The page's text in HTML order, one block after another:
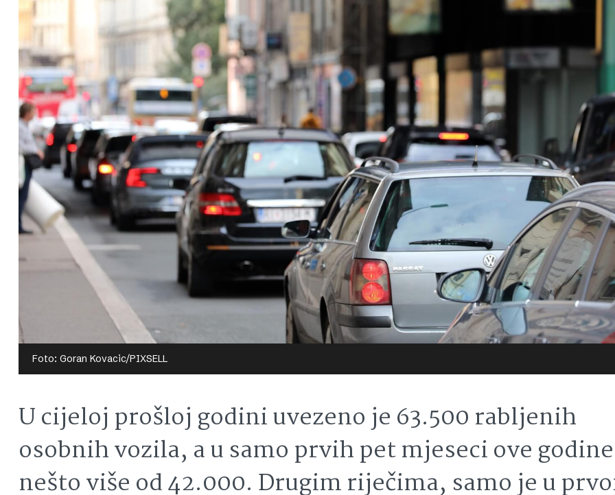
Foto: Goran Kovacic/PIXSELL
U cijeloj prošloj godini uvezeno je 63.500 rabljenih
osobnih vozila, a u samo prvih pet mjeseci ove godine
nešto više od 42.000. Drugim riječima, samo je u